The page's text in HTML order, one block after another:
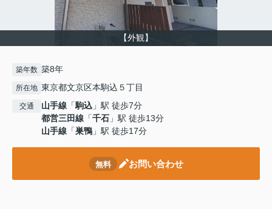
【外観】
築年数 築8年
所在地 東京都文京区本駒込５丁目
交通 山手線 「駒込 」駅 徒歩7分
都営三田線 「千石 」駅 徒歩13分
山手線 「巣鴨 」駅 徒歩17分
無料 お問い合わせ